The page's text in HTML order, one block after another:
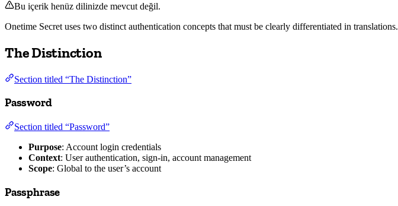
Bu içerik henüz dilinizde mevcut değil.
Onetime Secret uses two distinct authentication concepts that must be clearly differentiated in translations.
The Distinction
Section titled “The Distinction”
Password
Section titled “Password”
Purpose: Account login credentials
Context: User authentication, sign-in, account management
Scope: Global to the user’s account
Passphrase